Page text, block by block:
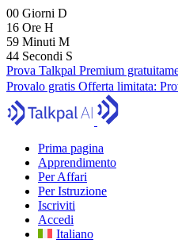
00 Giorni D
16 Ore H
59 Minuti M
43 Secondi S
Prova Talkpal Premium
Provalo gratis Offerta limitata:
Prima pagina
Apprendimento
Per Affari
Per Istruzione
Iscriviti
Accedi
Italiano